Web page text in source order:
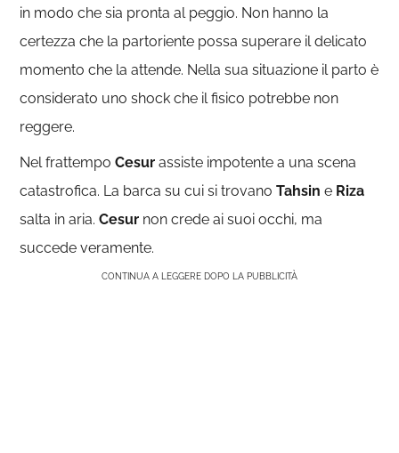
in modo che sia pronta al peggio. Non hanno la
certezza che la partoriente possa superare il delicato
momento che la attende. Nella sua situazione il parto è
considerato uno shock che il fisico potrebbe non
reggere.
Nel frattempoCesur assiste impotente a una scena
catastrofica. La barca su cui si trovanoTahsin e Riza
salta in aria.Cesur non crede ai suoi occhi, ma
succede veramente.
CONTINUA A LEGGERE DOPO LA PUBBLICITÀ